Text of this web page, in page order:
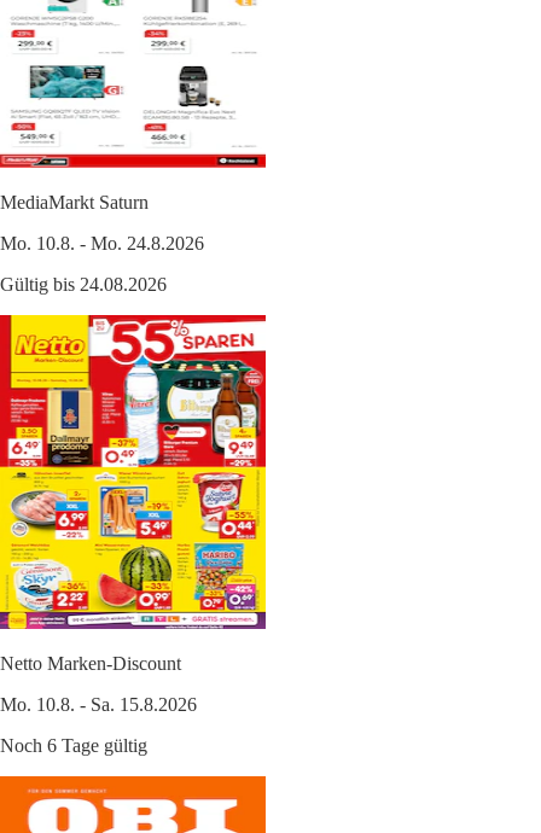
MediaMarkt Saturn
Mo. 10.8. - Mo. 24.8.2026
Gültig bis 24.08.2026
Netto Marken-Discount
Mo. 10.8. - Sa. 15.8.2026
Noch 6 Tage gültig